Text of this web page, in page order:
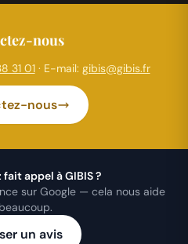
nous
31 01· E-mail: gibis@gibis.fr
nous
fait appel à GIBIS ?
sur Google — cela nous aide
beaucoup.
un avis